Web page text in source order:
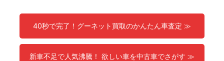
40秒で完了！グーネット買取のかんたん車査定 ≫
新車不足で人気沸騰！ 欲しい車を中古車でさがす ≫